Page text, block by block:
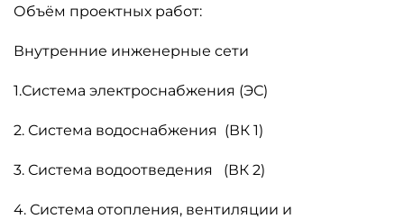
Объём проектных работ:
Внутренние инженерные сети
1.Система электроснабжения (ЭС)
2. Система водоснабжения (ВК 1)
3. Система водоотведения (ВК 2)
4. Система отопления, вентиляции и